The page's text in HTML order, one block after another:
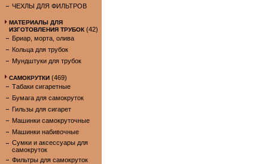
ЧЕХЛЫ ДЛЯ ФИЛЬТРОВ
МАТЕРИАЛЫ ДЛЯ
ИЗГОТОВЛЕНИЯ ТРУБОК (42)
Бриар, морта, олива
Кольца для трубок
Мундштуки для трубок
САМОКРУТКИ (469)
Табаки сигаретные
Бумага для самокруток
Гильзы для сигарет
Машинки самокруточные
Машинки набивочные
Сумки и аксессуары для
самокруток
Фильтры для самокруток